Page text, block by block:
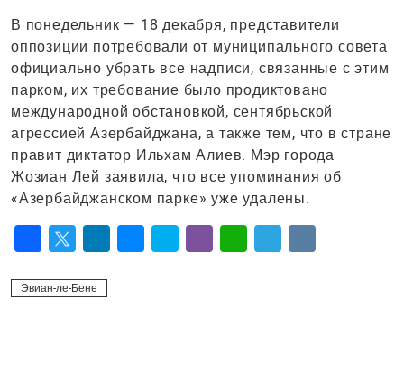
В понедельник — 18 декабря, представители
оппозиции потребовали от муниципального совета
официально убрать все надписи, связанные с этим
парком, их требование было продиктовано
международной обстановкой, сентябрьской
агрессией Азербайджана, а также тем, что в стране
правит диктатор Ильхам Алиев. Мэр города
Жозиан Лей заявила, что все упоминания об
«Азербайджанском парке» уже удалены.
Эвиан-ле-Бене